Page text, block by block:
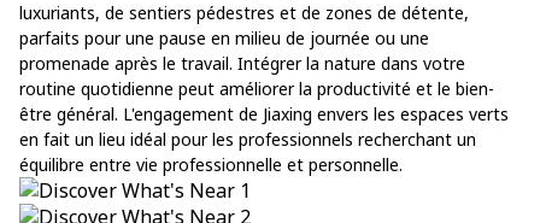
luxuriants, de sentiers pédestres et de zones de détente,
parfaits pour une pause en milieu de journée ou une
promenade après le travail. Intégrer la nature dans votre
routine quotidienne peut améliorer la productivité et le bien-
être général. L'engagement de Jiaxing envers les espaces verts
en fait un lieu idéal pour les professionnels recherchant un
équilibre entre vie professionnelle et personnelle.